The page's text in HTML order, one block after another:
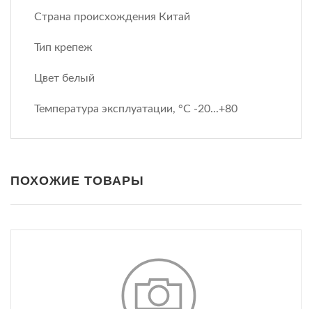
Страна происхождения Китай
Тип крепеж
Цвет белый
Температура эксплуатации, °C -20...+80
ПОХОЖИЕ ТОВАРЫ